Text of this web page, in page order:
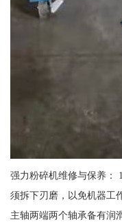
强力粉碎机维修与保养：
须拆下刃磨，以免机器工
主轴两端两个轴承备有润